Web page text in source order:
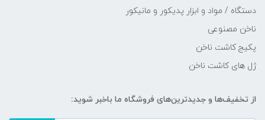
دستگاه / مواد و ابزار پدیکور و مانیکور
ناخن مصنوعی
پکیج کاشت ناخن
ژل های کاشت ناخن
از تخفیف‌ها و جدیدترین‌های فروشگاه ما باخبر شوید: